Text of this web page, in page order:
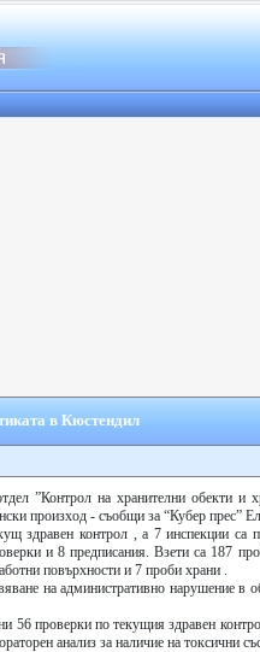
в Кюстендил
”Контрол на хранителни обекти
произход - съобщи за “Кубер
здравен контрол , а 7 инспекции са
и 8 предписания. Взети са 187
повърхности и 7 проби храни .
на административно нарушение в
56 проверки по текущия здравен
анализ за наличие на токсични